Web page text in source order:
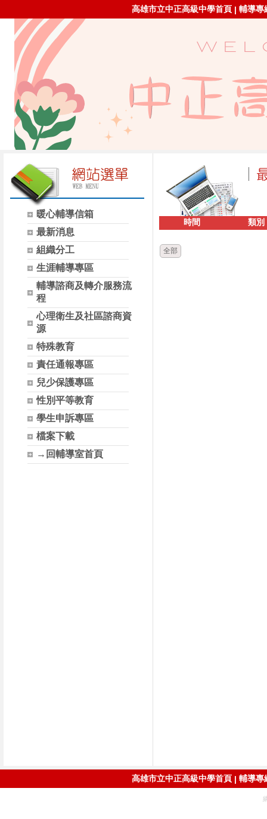
高雄市立中正高級中學首頁 | 輔導專
暖心輔導信箱
最新消息
組織分工
生涯輔導專區
輔導諮商及轉介服務流
程
心理衛生及社區諮商資
源
特殊教育
責任通報專區
兒少保護專區
性別平等教育
學生申訴專區
檔案下載
→回輔導室首頁
時間 類別
全部
高雄市立中正高級中學首頁 | 輔導專